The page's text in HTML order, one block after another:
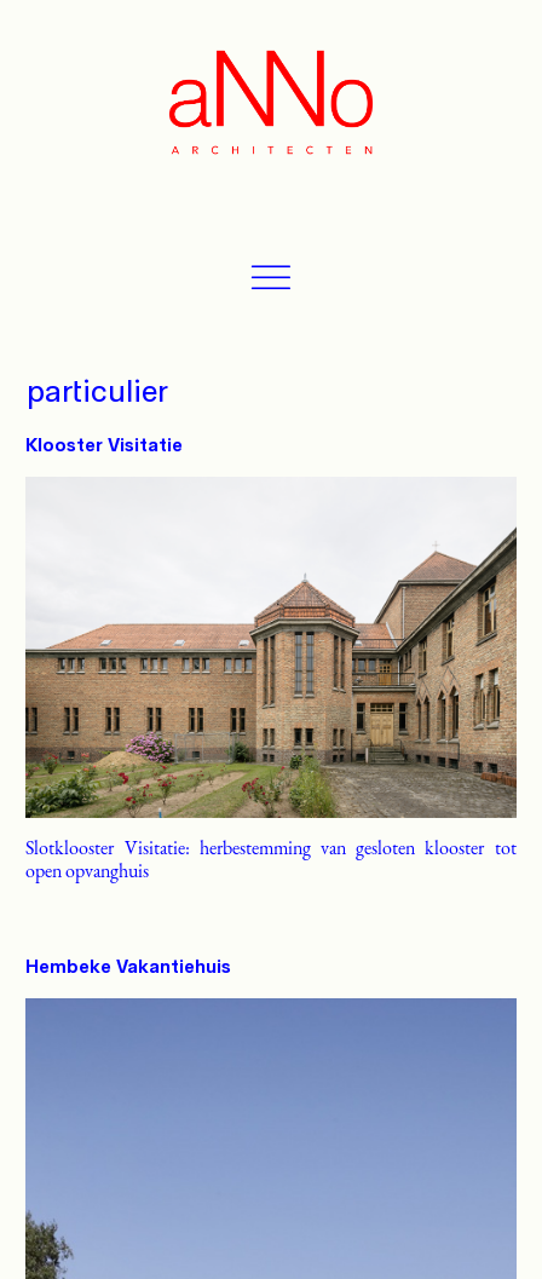
particulier
Klooster Visitatie
Slotklooster Visitatie: herbestemming van gesloten klooster tot
open opvanghuis
Hembeke Vakantiehuis